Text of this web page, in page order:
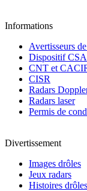
Informations
Avertisseurs
Dispositif CSA
CNT et
CISR
Radars
Radars laser
Permis de
Divertissement
Images drôles
Jeux radars
Histoires drôles